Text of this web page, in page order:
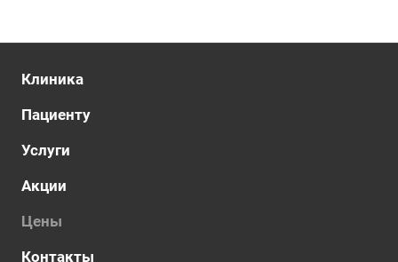
Клиника
Пациенту
Услуги
Акции
Цены
Контакты